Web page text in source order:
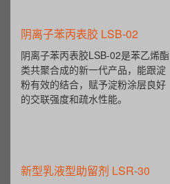
阴离子苯丙表胶 LSB-02
阴离子苯丙表胶LSB-02是苯乙烯酯
类共聚合成的新一代产品，能跟淀
粉有效的结合，赋予淀粉涂层良好
的交联强度和疏水性能。
新型乳液型助留剂 LSR-30